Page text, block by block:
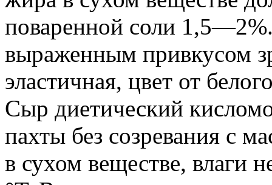
поваренной соли
выраженным привкусом
эластичная, цвет от
Сыр диетический
пахты без созревания с
в сухом веществе, влаги